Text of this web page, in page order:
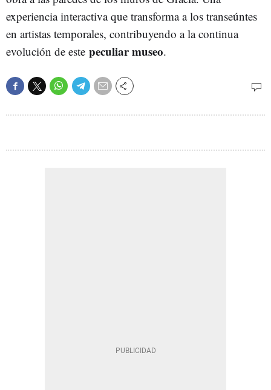
experiencia interactiva que transforma a los transeúntes
en artistas temporales, contribuyendo a la continua
evolución de este peculiar museo.